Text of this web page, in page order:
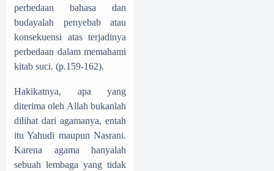
perbedaan bahasa dan
budayalah penyebab atau
konsekuensi atas terjadinya
perbedaan dalam memahami
kitab suci. (p.159-162).
Hakikatnya, apa yang
diterima oleh Allah bukanlah
dilihat dari agamanya, entah
itu Yahudi maupun Nasrani.
Karena agama hanyalah
sebuah lembaga yang tidak